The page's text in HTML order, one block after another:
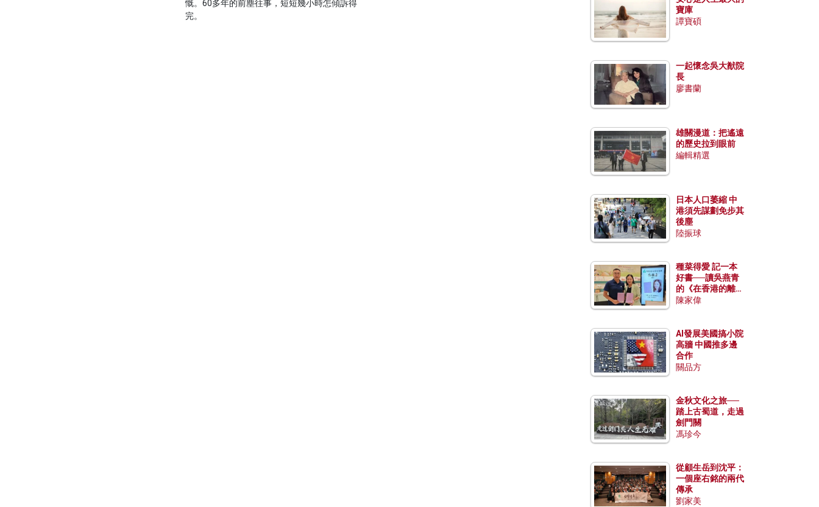
慨。60多年的前塵往事，短短幾小時怎傾訴得
完。
寶庫
譚寶碩
一起懷念吳大猷院
長
廖書蘭
雄關漫道：把遙遠
的歷史拉到眼前
編輯精選
日本人口萎縮 中
港須先謀劃免步其
後塵
陸振球
種菜得愛 記一本
好書──讀吳燕青
的《在香港的離島
種菜》
陳家偉
AI發展美國搞小院
高牆 中國推多邊
合作
關品方
金秋文化之旅──
踏上古蜀道，走過
劍門關
馮珍今
從顧生岳到沈平：
一個座右銘的兩代
傳承
劉家美